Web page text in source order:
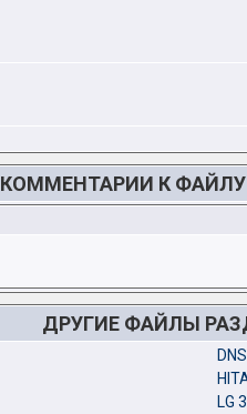
КОММЕНТАРИИ К ФАЙЛУ
ДРУГИЕ ФАЙЛЫ
LG